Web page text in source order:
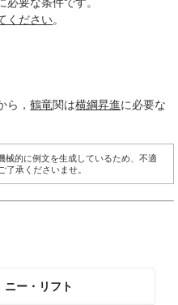
ください。
ら，鶴竜関は横綱昇進に必要な
械的に例文を生成しているため、不適
了承くださいませ。
ニー・リフト